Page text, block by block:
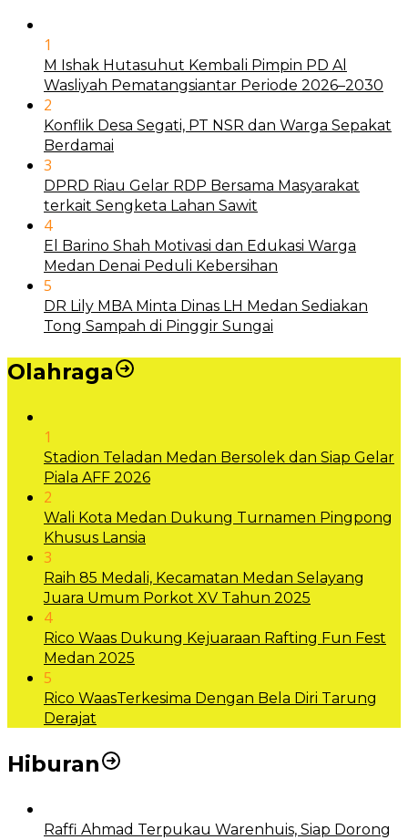
1
M Ishak Hutasuhut Kembali Pimpin PD Al
Wasliyah Pematangsiantar Periode 2026–2030
2
Konflik Desa Segati, PT NSR dan Warga Sepakat
Berdamai
3
DPRD Riau Gelar RDP Bersama Masyarakat
terkait Sengketa Lahan Sawit
4
El Barino Shah Motivasi dan Edukasi Warga
Medan Denai Peduli Kebersihan
5
DR Lily MBA Minta Dinas LH Medan Sediakan
Tong Sampah di Pinggir Sungai
Olahraga
1
Stadion Teladan Medan Bersolek dan Siap Gelar
Piala AFF 2026
2
Wali Kota Medan Dukung Turnamen Pingpong
Khusus Lansia
3
Raih 85 Medali, Kecamatan Medan Selayang
Juara Umum Porkot XV Tahun 2025
4
Rico Waas Dukung Kejuaraan Rafting Fun Fest
Medan 2025
5
Rico WaasTerkesima Dengan Bela Diri Tarung
Derajat
Hiburan
Raffi Ahmad Terpukau Warenhuis, Siap Dorong